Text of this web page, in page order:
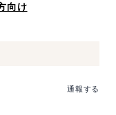
向け
通報する